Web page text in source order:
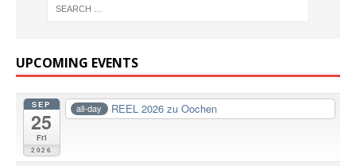
UPCOMING EVENTS
SEP
25
Fri
2026
all-day REEL 2026 zu Oochen